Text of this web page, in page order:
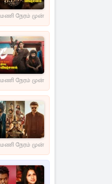
மணி நேரம் முன்
மணி நேரம் முன்
மணி நேரம் முன்